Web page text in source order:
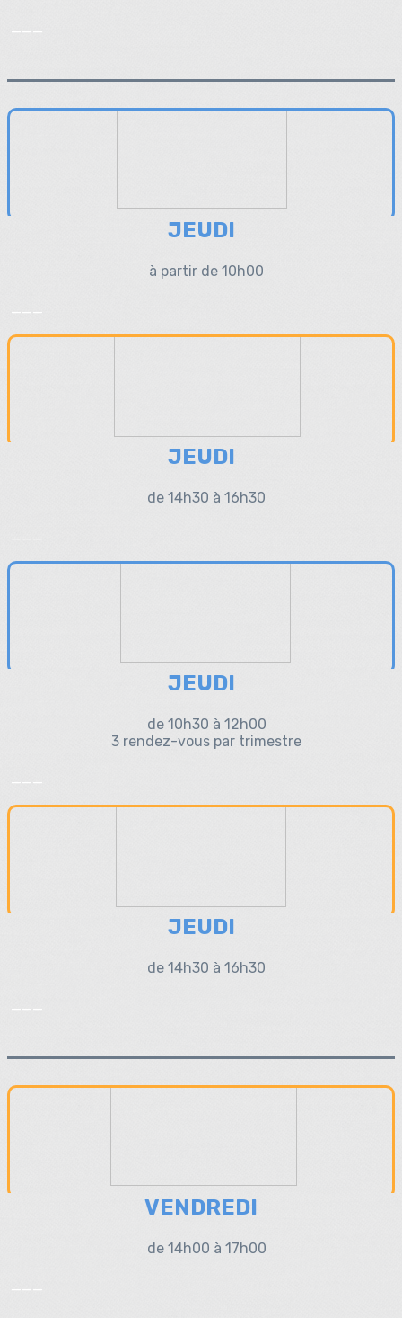
___
JEUDI
à partir de 10h00
___
JEUDI
de 14h30 à 16h30
___
JEUDI
de 10h30 à 12h00
3 rendez-vous par trimestre
___
JEUDI
de 14h30 à 16h30
___
VENDREDI
de 14h00 à 17h00
___